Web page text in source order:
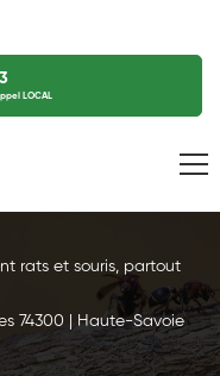
LOCAL
rats et souris, partout
74300 | Haute-Savoie